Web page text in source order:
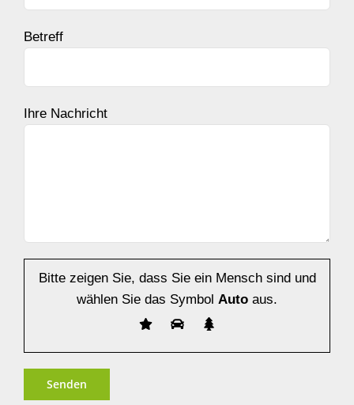
Betreff
Ihre Nachricht
Bitte zeigen Sie, dass Sie ein Mensch sind und
wählen Sie das Symbol Auto aus.